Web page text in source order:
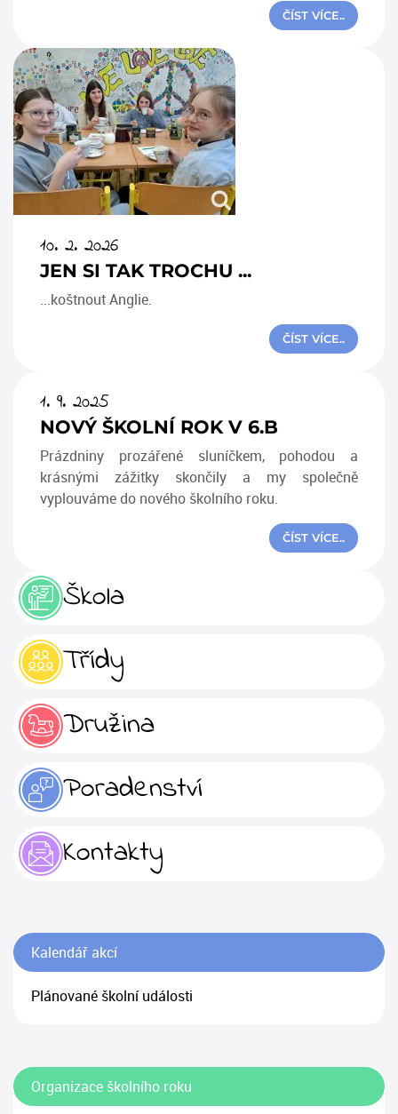
Škola
Třídy
Družina
Poradenství
Kontakty
Kalendář akcí
Plánované školní události
Organizace školního roku
ČÍST VÍCE..
10. 2. 2026
JEN SI TAK TROCHU ...
...koštnout Anglie.
ČÍST VÍCE..
1. 9. 2025
NOVÝ ŠKOLNÍ ROK V 6.B
Prázdniny prozářené sluníčkem, pohodou a
krásnými zážitky skončily a my společně
vyplouváme do nového školního roku.
ČÍST VÍCE..